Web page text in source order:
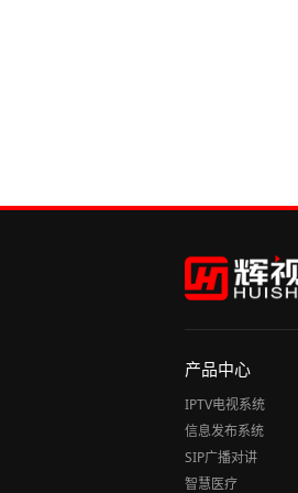
产品中心
IPTV电视系统
信息发布系统
SIP广播对讲
智慧医疗